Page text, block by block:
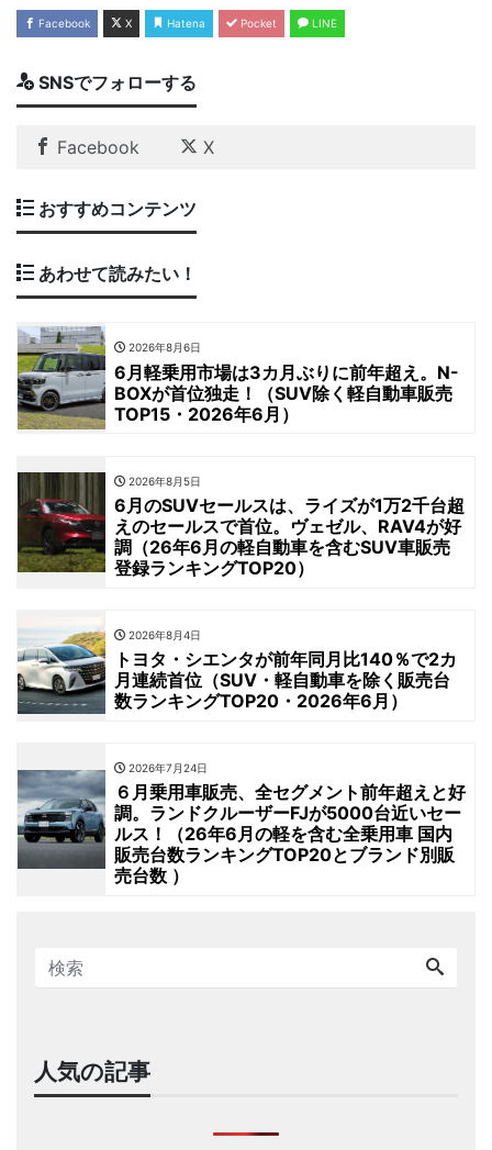
Facebook X Hatena Pocket LINE
SNSでフォローする
Facebook X
おすすめコンテンツ
あわせて読みたい！
2026年8月6日
6月軽乗用市場は3カ月ぶりに前年超え。N-
BOXが首位独走！（SUV除く軽自動車販売
TOP15・2026年6月）
2026年8月5日
6月のSUVセールスは、ライズが1万2千台超
えのセールスで首位。ヴェゼル、RAV4が好
調（26年6月の軽自動車を含むSUV車販売
登録ランキングTOP20）
2026年8月4日
トヨタ・シエンタが前年同月比140％で2カ
月連続首位（SUV・軽自動車を除く販売台
数ランキングTOP20・2026年6月）
2026年7月24日
６月乗用車販売、全セグメント前年超えと好
調。ランドクルーザーFJが5000台近いセー
ルス！（26年6月の軽を含む全乗用車 国内
販売台数ランキングTOP20とブランド別販
売台数 ）
人気の記事